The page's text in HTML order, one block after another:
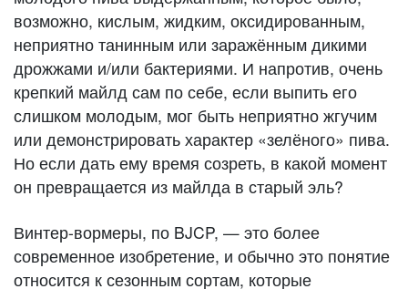
возможно, кислым, жидким, оксидированным,
неприятно танинным или заражённым дикими
дрожжами и/или бактериями. И напротив, очень
крепкий майлд сам по себе, если выпить его
слишком молодым, мог быть неприятно жгучим
или демонстрировать характер «зелёного» пива.
Но если дать ему время созреть, в какой момент
он превращается из майлда в старый эль?
Винтер-вормеры, по BJCP, — это более
современное изобретение, и обычно это понятие
относится к сезонным сортам, которые